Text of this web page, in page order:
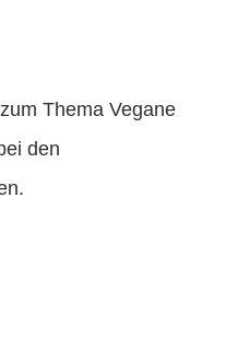
Thema Vegane
den